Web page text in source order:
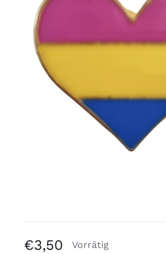
Kostenlose Binder
€3,50
Vorrätig